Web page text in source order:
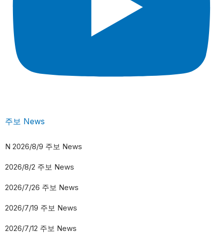
주보 News
N 2026/8/9 주보 News
2026/8/2 주보 News
2026/7/26 주보 News
2026/7/19 주보 News
2026/7/12 주보 News